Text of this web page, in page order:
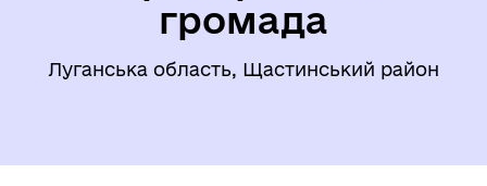
громада
Луганська область, Щастинський район